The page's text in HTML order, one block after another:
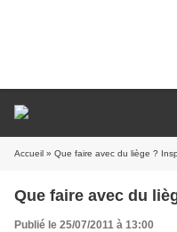
Accueil » Que faire avec du liège ?
Que faire avec du
Publié le 25/07/2011 à 13:00